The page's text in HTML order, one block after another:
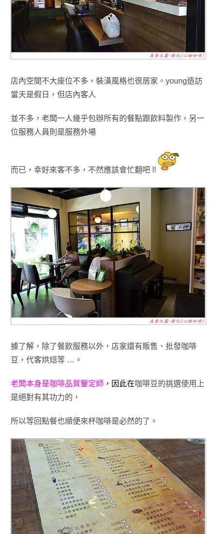
店內空間不大座位不多 ，裝潢風格也很居家 。 young造訪
當天是假日，但店內客人
並不多， 老闆一人幾乎包辦所有的餐點跟飲料製作，另一
位服務人員則是服務外場
而已， 幸好來客不多， 不然應該會忙翻吧 !!
據了解，除了餐飲服務以外，店家還有販售 、批發咖啡
豆 ，代客烘焙等 … 。
老闆本身是咖啡品質鑒定師 ，因此在咖啡豆的挑選使用上
是絕對有其功力的 ，
所以等回點餐也順便來杯咖啡是必然的了 。